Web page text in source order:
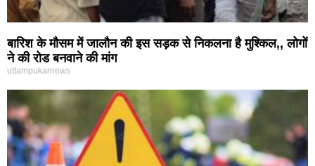
बारिश के मौसम में जालौन की इस सड़क से निकलना है मुश्किल,, लोगों
ने की रोड बनवाने की मांग
uttampukarnews